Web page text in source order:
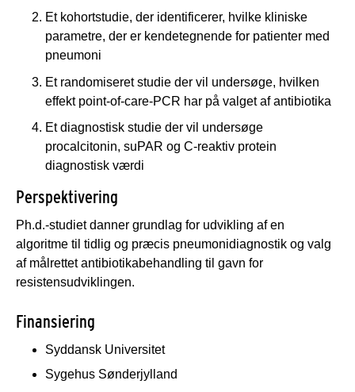
Et kohortstudie, der identificerer, hvilke kliniske
parametre, der er kendetegnende for patienter med
pneumoni
Et randomiseret studie der vil undersøge, hvilken
effekt point-of-care-PCR har på valget af antibiotika
Et diagnostisk studie der vil undersøge
procalcitonin, suPAR og C-reaktiv protein
diagnostisk værdi
Perspektivering
Ph.d.-studiet danner grundlag for udvikling af en
algoritme til tidlig og præcis pneumonidiagnostik og valg
af målrettet antibiotikabehandling til gavn for
resistensudviklingen.
Finansiering
Syddansk Universitet
Sygehus Sønderjylland